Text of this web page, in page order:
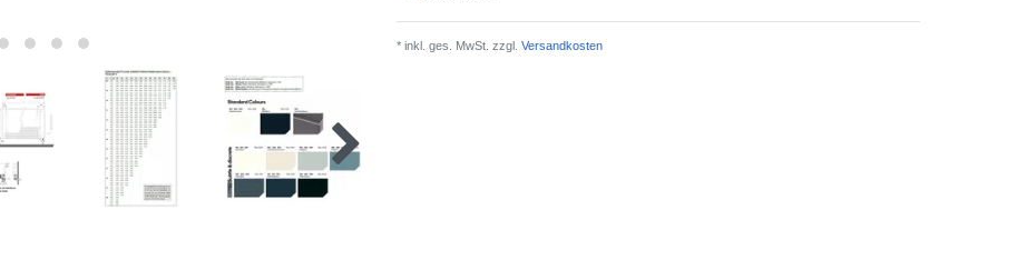
* inkl. ges. MwSt. zzgl. Versandkosten